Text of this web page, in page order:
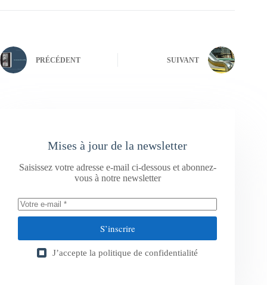
PRÉCÉDENT SUIVANT
Mises à jour de la newsletter
Saisissez votre adresse e-mail ci-dessous et abonnez-
vous à notre newsletter
S’inscrire
J’accepte la politique de confidentialité